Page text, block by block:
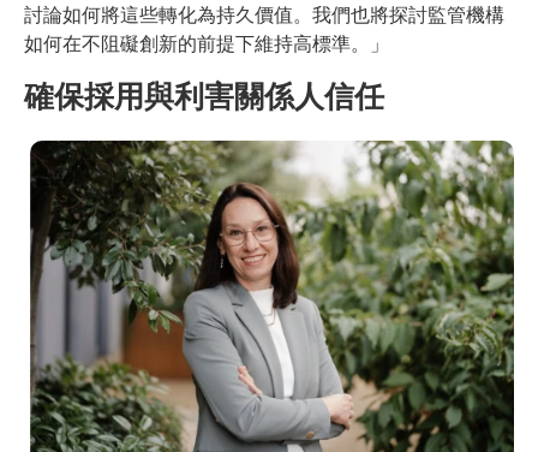
討論如何將這些轉化為持久價值。我們也將探討監管機構
如何在不阻礙創新的前提下維持高標準。」
確保採用與利害關係人信任